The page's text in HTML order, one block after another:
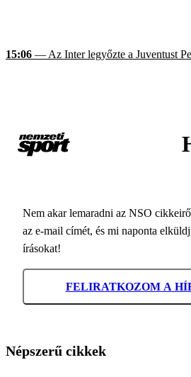
15:06 — Az Inter legyőzte a Juventust
Nem akar lemaradni az NSO
az e-mail címét, és mi naponta
írásokat!
FELIRATKOZOM A
Népszerű cikkek